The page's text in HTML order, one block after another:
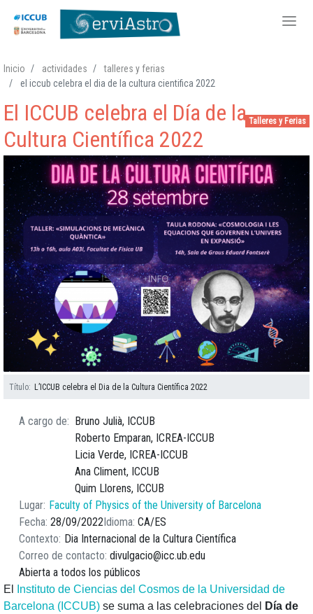
al
principal
Inicio actividades
talleres y ferias
el iccub celebra el dia de la cultura cientifica 2022
Talleres y Ferias
El ICCUB celebra el Día de la
Cultura Científica 2022
Título L’ICCUB celebra el Dia de la Cultura Científica 2022
A cargo de
Bruno Julià, ICCUB
Roberto Emparan, ICREA-ICCUB
Licia Verde, ICREA-ICCUB
Ana Climent, ICCUB
Quim Llorens, ICCUB
Lugar Faculty of Physics of the University of Barcelona
Fecha 28/09/2022Idioma CA ES
Contexto Dia Internacional de la Cultura Científica
Correo de contacto divulgacio@icc.ub.edu
Abierta a todos los públicos
El
Instituto de Ciencias del Cosmos de la Universidad de
Barcelona (ICCUB) se suma a las celebraciones del
Día de